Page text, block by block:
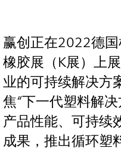
赢创正在2022德
橡胶展（K展）上
业的可持续解决方
焦“下一代塑料解
产品性能、可持续
成果，推出循环塑